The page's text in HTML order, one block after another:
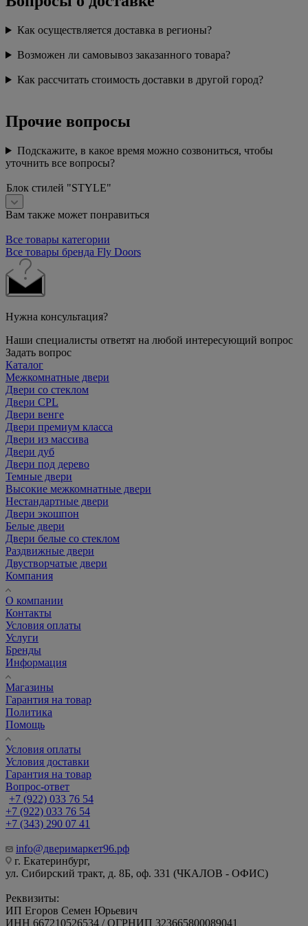
Как осуществляется доставка в регионы?
Возможен ли самовывоз заказанного товара?
Как рассчитать стоимость доставки в другой город?
Прочие вопросы
Подскажите, в какое время можно созвониться, чтобы
уточнить все вопросы?
Блок стилей "STYLE"
Вам также может понравиться
Все товары категории
Все товары бренда Fly Doors
Нужна консультация?
Наши специалисты ответят на любой интересующий вопрос
Задать вопрос
Каталог
Межкомнатные двери
Двери со стеклом
Двери CPL
Двери венге
Двери премиум класса
Двери из массива
Двери дуб
Двери под дерево
Темные двери
Высокие межкомнатные двери
Нестандартные двери
Двери экошпон
Белые двери
Двери белые со стеклом
Раздвижные двери
Двустворчатые двери
Компания
О компании
Контакты
Условия оплаты
Услуги
Бренды
Информация
Магазины
Гарантия на товар
Политика
Помощь
Условия оплаты
Условия доставки
Гарантия на товар
Вопрос-ответ
+7 (922) 033 76 54
+7 (922) 033 76 54
+7 (343) 290 07 41
info@дверимаркет96.рф
г. Екатеринбург,
ул. Сибирский тракт, д. 8Б, оф. 331 (ЧКАЛОВ - ОФИС)
Реквизиты:
ИП Егоров Семен Юрьевич
ИНН 667210526534 / ОГРНИП 323665800089041